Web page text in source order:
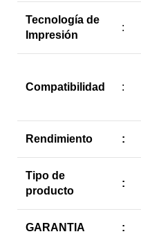
Tecnología de
Impresión
:
Compatibilidad :
Rendimiento :
Tipo de
producto
:
GARANTIA :